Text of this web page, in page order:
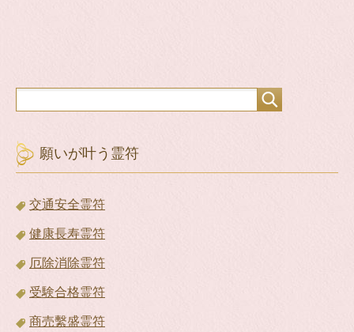
願いが叶う霊符
交通安全霊符
健康長寿霊符
厄除消除霊符
受験合格霊符
商売繫盛霊符